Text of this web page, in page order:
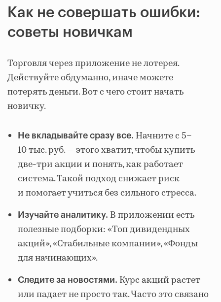
Как не совершать ошибки:
советы новичкам
Торговля через приложение не лотерея.
Действуйте обдуманно, иначе можете
потерять деньги. Вот с чего стоит начать
новичку.
Не вкладывайте сразу все. Начните с 5–
10 тыс. руб. — этого хватит, чтобы купить
две-три акции и понять, как работает
система. Такой подход снижает риск
и помогает учиться без сильного стресса.
Изучайте аналитику. В приложении есть
полезные подборки: «Топ дивидендных
акций», «Стабильные компании», «Фонды
для начинающих».
Следите за новостями. Курс акций растет
или падает не просто так. Часто это связано